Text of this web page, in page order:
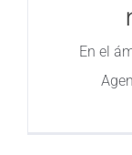
En el